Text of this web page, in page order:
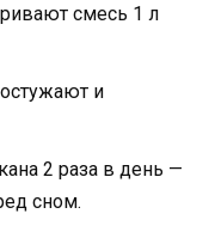
смесь 1 л
и
2 раза в день —
сном.